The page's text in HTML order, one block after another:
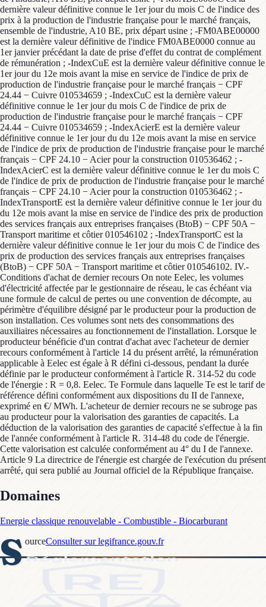
Domaines
Energie classique renouvelable - Combustible - Biocarburant
S ourceConsulter sur legifrance.gouv.fr